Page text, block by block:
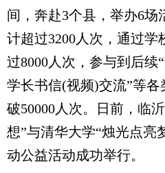
间，奔赴3个县，举办6场
计超过3200人次，通过学
过8000人次，参与到后续
学长书信(视频)交流”等
破50000人次。日前，临
想”与清华大学“烛光点亮
动公益活动成功举行。